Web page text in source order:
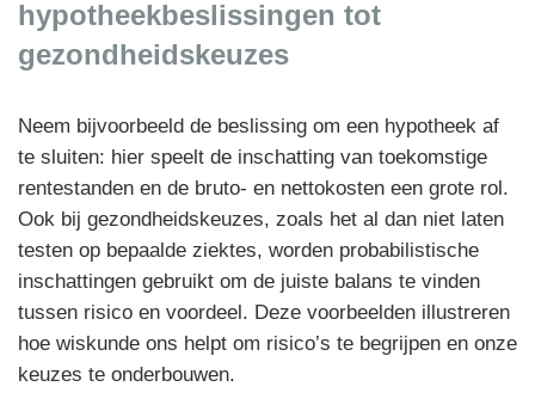
hypotheekbeslissingen tot
gezondheidskeuzes
Neem bijvoorbeeld de beslissing om een hypotheek af
te sluiten: hier speelt de inschatting van toekomstige
rentestanden en de bruto- en nettokosten een grote rol.
Ook bij gezondheidskeuzes, zoals het al dan niet laten
testen op bepaalde ziektes, worden probabilistische
inschattingen gebruikt om de juiste balans te vinden
tussen risico en voordeel. Deze voorbeelden illustreren
hoe wiskunde ons helpt om risico’s te begrijpen en onze
keuzes te onderbouwen.